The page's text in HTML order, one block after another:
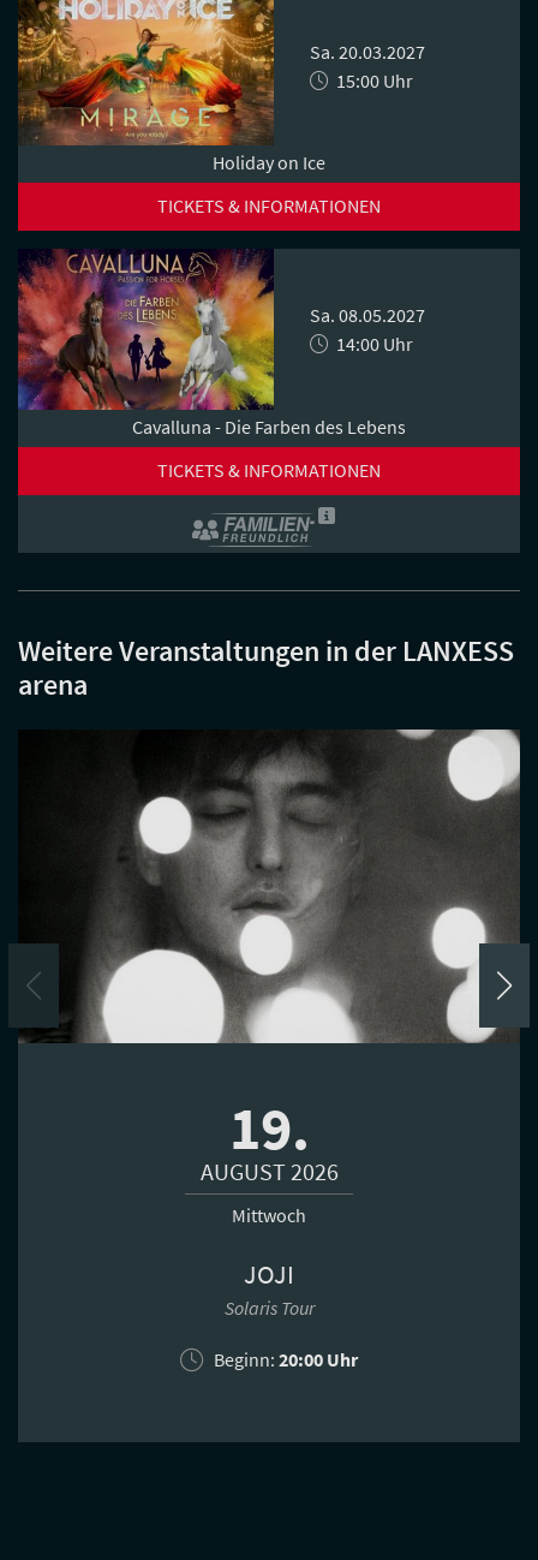
Sa. 20.03.2027
15:00 Uhr
Holiday on Ice
TICKETS & INFORMATIONEN
Sa. 08.05.2027
14:00 Uhr
Cavalluna - Die Farben des Lebens
TICKETS & INFORMATIONEN
Weitere Veranstaltungen in der LANXESS
arena
19.
AUGUST 2026
Mittwoch
JOJI
Solaris Tour
Beginn: 20:00 Uhr